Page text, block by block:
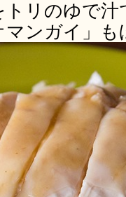
トリのゆで
ンガイ」も